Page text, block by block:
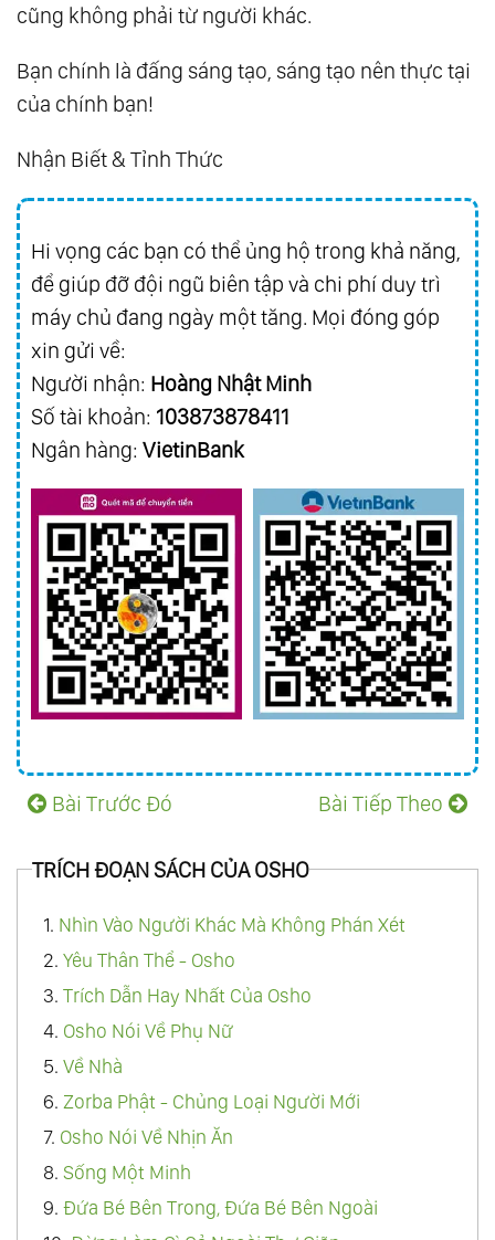
cũng không phải từ người khác.
Bạn chính là đấng sáng tạo, sáng tạo nên thực tại
của chính bạn!
Nhận Biết & Tỉnh Thức
Hi vọng các bạn có thể ủng hộ trong khả năng,
để giúp đỡ đội ngũ biên tập và chi phí duy trì
máy chủ đang ngày một tăng. Mọi đóng góp
xin gửi về:
Người nhận: Hoàng Nhật Minh
Số tài khoản: 103873878411
Ngân hàng: VietinBank
Bài Trước Đó Bài Tiếp Theo
TRÍCH ĐOẠN SÁCH CỦA OSHO
1. Nhìn Vào Người Khác Mà Không Phán Xét
2. Yêu Thân Thể - Osho
3. Trích Dẫn Hay Nhất Của Osho
4. Osho Nói Về Phụ Nữ
5. Về Nhà
6. Zorba Phật - Chủng Loại Người Mới
7. Osho Nói Về Nhịn Ăn
8. Sống Một Minh
9. Đứa Bé Bên Trong, Đứa Bé Bên Ngoài